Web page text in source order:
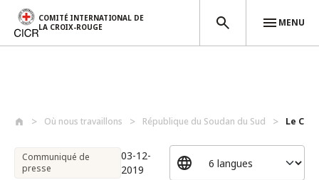
COMITÉ INTERNATIONAL DE
LA CROIX-ROUGE
MENU
Où nous travaillons République du Soudan du Sud Le
Communiqué de
presse
03-12-
2019